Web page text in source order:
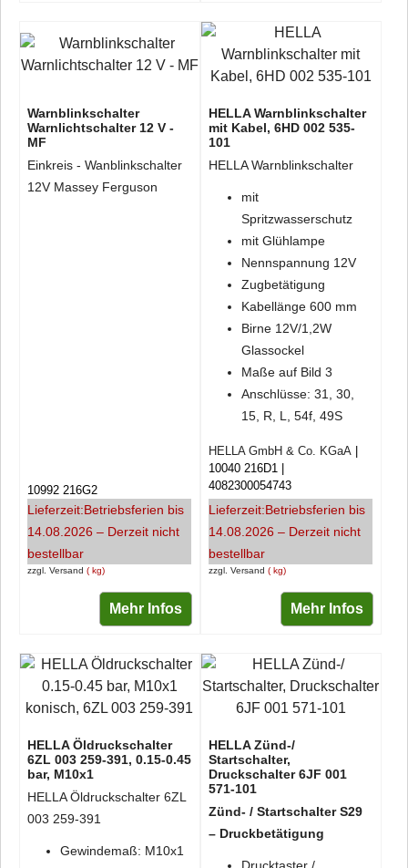
Warnblinkschalter
Warnlichtschalter 12 V -
MF
Einkreis - Wanblinkschalter
12V Massey Ferguson
zzgl. Versand kg
10992 216G2
Lieferzeit:Betriebsferien bis
14.08.2026 – Derzeit nicht
bestellbar
Mehr Infos
HELLA Warnblinkschalter
mit Kabel, 6HD 002 535-
101
HELLA Warnblinkschalter
mit
Spritzwasserschutz
mit Glühlampe
Nennspannung 12V
Zugbetätigung
Kabellänge 600 mm
Birne 12V/1,2W
Glassockel
Maße auf Bild 3
Anschlüsse: 31, 30,
15, R, L, 54f, 49S
zzgl. Versand kg
HELLA GmbH & Co. KGaA
10040 216D1
4082300054743
Lieferzeit:Betriebsferien bis
14.08.2026 – Derzeit nicht
bestellbar
Mehr Infos
HELLA Öldruckschalter
6ZL 003 259-391, 0.15-0.45
bar, M10x1
HELLA Öldruckschalter 6ZL
003 259-391
Gewindemaß: M10x1
HELLA Zünd-/
Startschalter,
Druckschalter 6JF 001
571-101
Zünd- / Startschalter S29
– Druckbetätigung
Drucktaster /